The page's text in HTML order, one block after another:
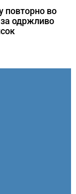
повторно во
одржливо